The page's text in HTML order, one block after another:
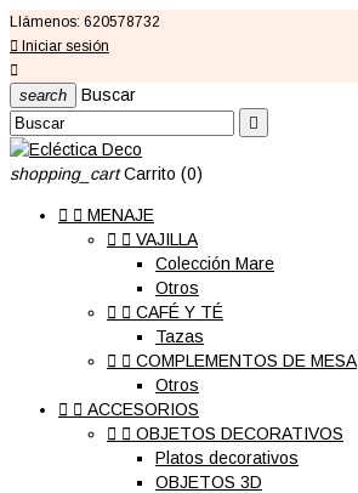
Llámenos: 620578732
 Iniciar sesión

search Buscar

shopping_cart Carrito (0)
  MENAJE
  VAJILLA
Colección Mare
Otros
  CAFÉ Y TÉ
Tazas
  COMPLEMENTOS DE MESA
Otros
  ACCESORIOS
  OBJETOS DECORATIVOS
Platos decorativos
OBJETOS 3D